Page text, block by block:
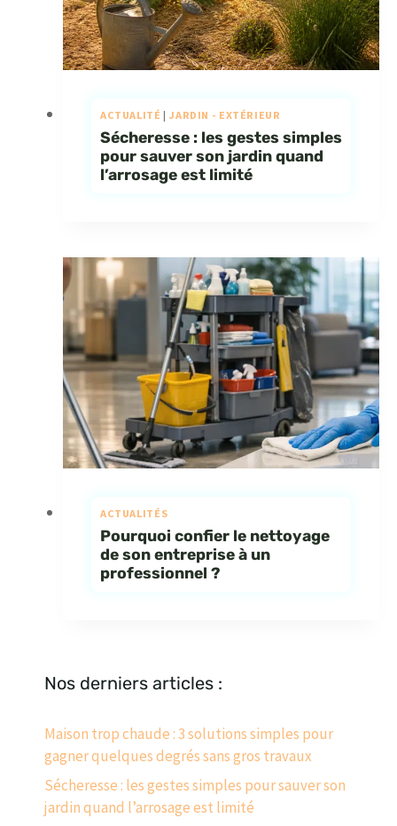
ACTUALITÉ | JARDIN - EXTÉRIEUR
Sécheresse : les gestes simples
pour sauver son jardin quand
l’arrosage est limité
ACTUALITÉS
Pourquoi confier le nettoyage
de son entreprise à un
professionnel ?
Nos derniers articles :
Maison trop chaude : 3 solutions simples pour
gagner quelques degrés sans gros travaux
Sécheresse : les gestes simples pour sauver son
jardin quand l’arrosage est limité